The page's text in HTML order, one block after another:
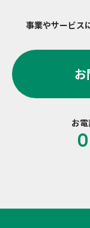
事業やサービス
お
お